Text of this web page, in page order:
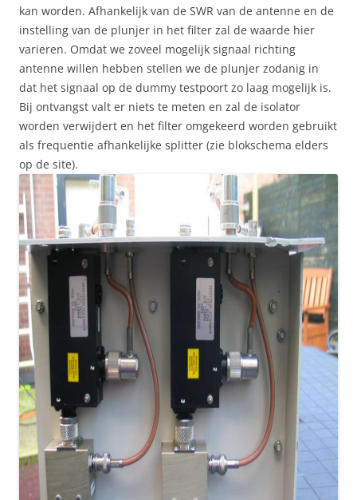
kan worden. Afhankelijk van de SWR van de antenne en de
instelling van de plunjer in het filter zal de waarde hier
varieren. Omdat we zoveel mogelijk signaal richting
antenne willen hebben stellen we de plunjer zodanig in
dat het signaal op de dummy testpoort zo laag mogelijk is.
Bij ontvangst valt er niets te meten en zal de isolator
worden verwijdert en het filter omgekeerd worden gebruikt
als frequentie afhankelijke splitter (zie blokschema elders
op de site).